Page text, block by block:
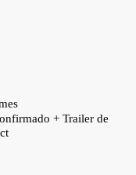
+ Trailer de